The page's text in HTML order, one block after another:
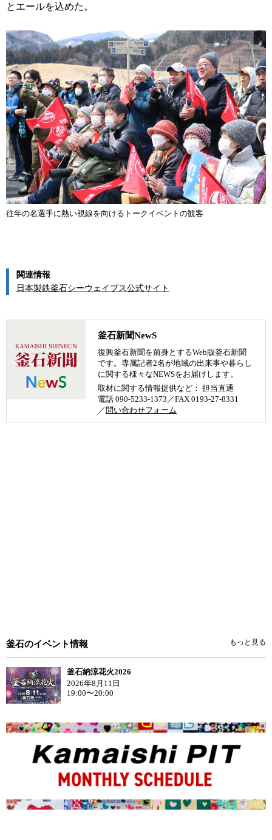
とエールを込めた。
往年の名選手に熱い視線を向けるトークイベントの観客
関連情報
日本製鉄釜石シーウェイブス公式サイト
釜石新聞NewS
復興釜石新聞を前身とするWeb版釜石新聞
です。専属記者2名が地域の出来事や暮らし
に関する様々なNEWSをお届けします。
取材に関する情報提供など： 担当直通
電話 090-5233-1373／FAX 0193-27-8331
／ 問い合わせフォーム
釜石のイベント情報 もっと見る
釜石納涼花火2026
2026年8月11日
19:00〜20:00